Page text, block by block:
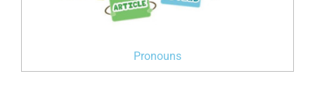
Pronouns